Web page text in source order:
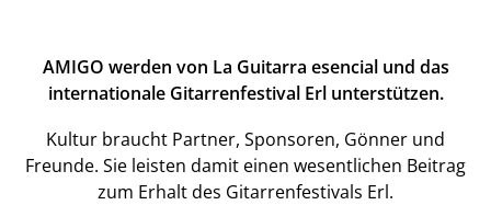
AMIGO werden von La Guitarra esencial und das
internationale Gitarrenfestival Erl unterstützen.
Kultur braucht Partner, Sponsoren, Gönner und
Freunde. Sie leisten damit einen wesentlichen Beitrag
zum Erhalt des Gitarrenfestivals Erl.